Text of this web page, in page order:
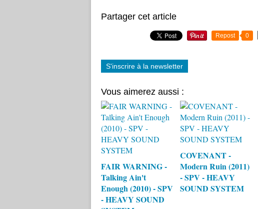
Partager cet article
Repost 0
S'inscrire à la newsletter
Vous aimerez aussi :
FAIR WARNING -
Talking Ain't
Enough (2010) - SPV
- HEAVY SOUND
COVENANT -
Modern Ruin (2011)
- SPV - HEAVY
SOUND SYSTEM